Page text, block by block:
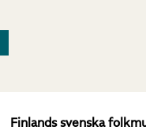
Finlands svenska